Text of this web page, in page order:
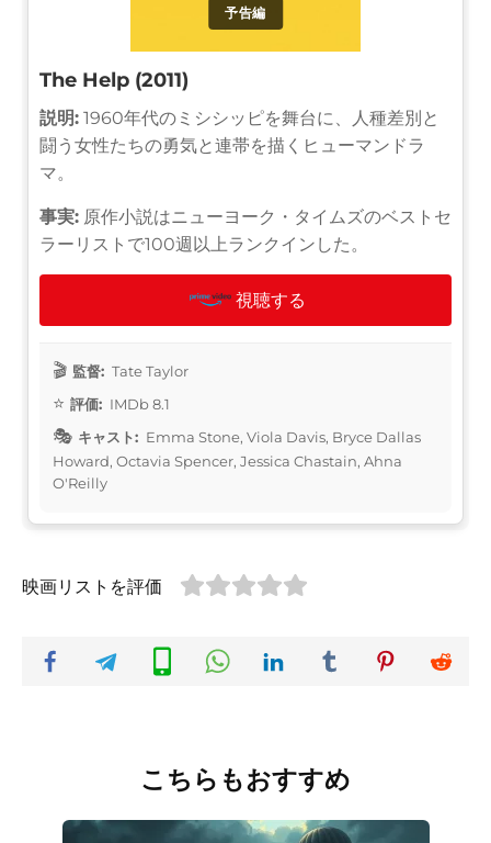
予告編
The Help (2011)
説明: 1960年代のミシシッピを舞台に、人種差別と
闘う女性たちの勇気と連帯を描くヒューマンドラ
マ。
事実: 原作小説はニューヨーク・タイムズのベストセ
ラーリストで100週以上ランクインした。
視聴する
監督: Tate Taylor
評価: IMDb 8.1
キャスト: Emma Stone, Viola Davis, Bryce Dallas
Howard, Octavia Spencer, Jessica Chastain, Ahna
O'Reilly
映画リストを評価
こちらもおすすめ